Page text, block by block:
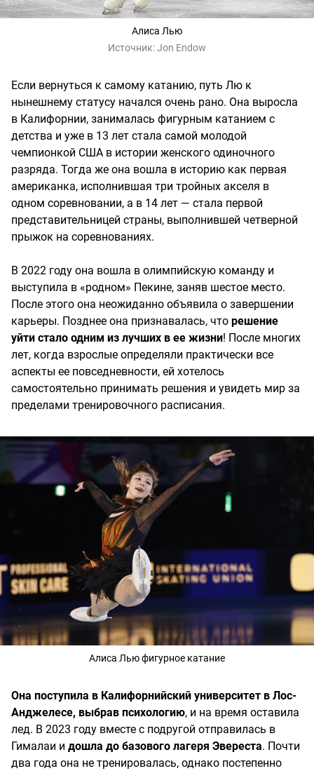
Алиса Лью
Источник:Jon Endow
Если вернуться к самому катанию, путь Лю к
нынешнему статусу начался очень рано. Она выросла
в Калифорнии, занималась фигурным катанием с
детства и уже в 13 лет стала самой молодой
чемпионкой США в истории женского одиночного
разряда. Тогда же она вошла в историю как первая
американка, исполнившая три тройных акселя в
одном соревновании, а в 14 лет — стала первой
представительницей страны, выполнившей четверной
прыжок на соревнованиях.
В 2022 году она вошла в олимпийскую команду и
выступила в «родном» Пекине, заняв шестое место.
После этого она неожиданно объявила о завершении
карьеры. Позднее она признавалась, что решение
уйти стало одним из лучших в ее жизни! После многих
лет, когда взрослые определяли практически все
аспекты ее повседневности, ей хотелось
самостоятельно принимать решения и увидеть мир за
пределами тренировочного расписания.
Алиса Лью фигурное катание
Она поступила в Калифорнийский университет в Лос-
Анджелесе, выбрав психологию, и на время оставила
лед. В 2023 году вместе с подругой отправилась в
Гималаи и дошла до базового лагеря Эвереста. Почти
два года она не тренировалась, однако постепенно